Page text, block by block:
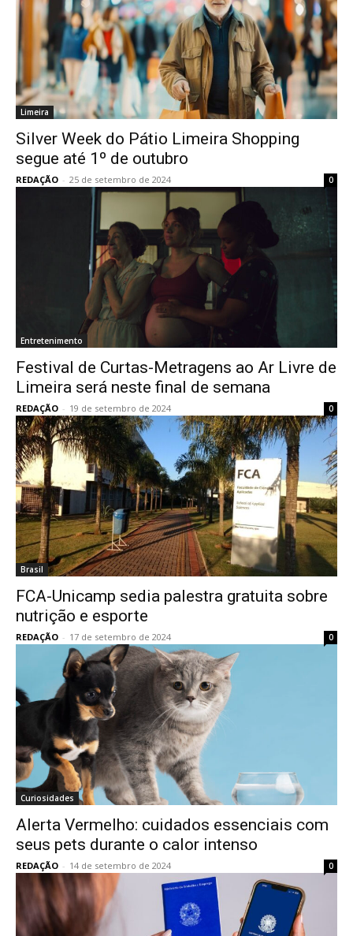
Limeira
Silver Week do Pátio Limeira Shopping
segue até 1º de outubro
REDAÇÃO - 25 de setembro de 2024 0
Entretenimento
Festival de Curtas-Metragens ao Ar Livre de
Limeira será neste final de semana
REDAÇÃO - 19 de setembro de 2024 0
Brasil
FCA-Unicamp sedia palestra gratuita sobre
nutrição e esporte
REDAÇÃO - 17 de setembro de 2024 0
Curiosidades
Alerta Vermelho: cuidados essenciais com
seus pets durante o calor intenso
REDAÇÃO - 14 de setembro de 2024 0